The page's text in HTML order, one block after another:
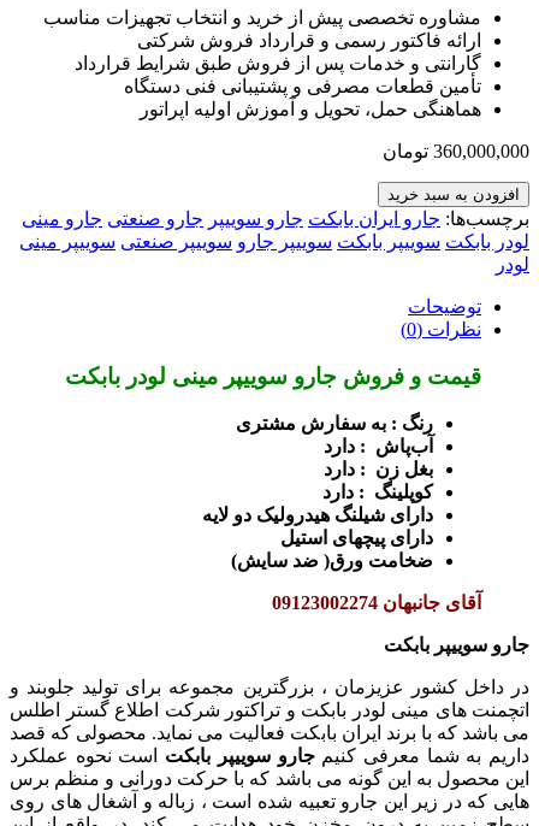
مشاوره تخصصی پیش از خرید و انتخاب تجهیزات مناسب
ارائه فاکتور رسمی و قرارداد فروش شرکتی
گارانتی و خدمات پس از فروش طبق شرایط قرارداد
تأمین قطعات مصرفی و پشتیبانی فنی دستگاه
هماهنگی حمل، تحویل و آموزش اولیه اپراتور
360,000,000 تومان
افزودن به سبد خرید
برچسب‌ها: جارو ایران بابکت جارو سوییپر جارو صنعتی جارو مینی
لودر بابکت سوییپر بابکت سوییپر جارو سوییپر صنعتی سوییپر مینی
لودر
توضیحات
نظرات (0)
قیمت و فروش جارو سوییپر مینی لودر بابکت
رنگ : به سفارش مشتری
آب‌پاش : دارد
بغل زن : دارد
کوپلینگ : دارد
دارای شیلنگ هیدرولیک دو لایه
دارای پیچهای استیل
ضخامت ورق( ضد سایش)
آقای جانبهان 09123002274
جارو سوییپر بابکت
در داخل کشور عزیزمان ، بزرگترین مجموعه برای تولید جلوبند و
اتچمنت های مینی لودر بابکت و تراکتور شرکت اطلاع گستر اطلس
می باشد که با برند ایران بابکت فعالیت می نماید. محصولی که قصد
داریم به شما معرفی کنیمجارو سوییپر بابکت
است نحوه عملکرد
این محصول به این گونه می باشد که با حرکت دورانی و منظم برس
هایی که در زیر این جارو تعبیه شده است ، زباله و آشغال های روی